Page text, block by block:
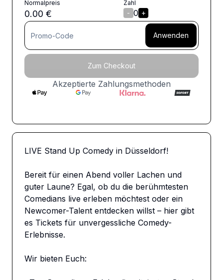
Normalpreis
0.00 €
Zahl
- 0 +
Anwenden
Zum Checkout
Akzeptierte Zahlungsmethoden
LIVE Stand Up Comedy in Düsseldorf!
Bereit für einen Abend voller Lachen und
guter Laune? Egal, ob du die berühmtesten
Comedians live erleben möchtest oder ein
Newcomer-Talent entdecken willst – hier gibt
es Tickets für unvergessliche Comedy-
Erlebnisse.
Wir bieten Euch: